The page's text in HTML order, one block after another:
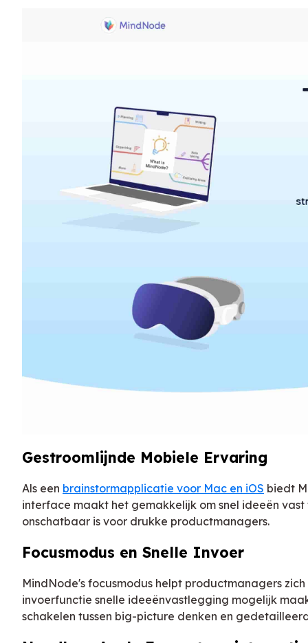
Gestroomlijnde Mobiele Ervaring
Als een brainstormapplicatie voor Mac en iOS biedt
interface maakt het gemakkelijk om snel ideeën
onschatbaar is voor drukke productmanagers.
Focusmodus en Snelle Invoer
MindNode's focusmodus helpt productmanagers
invoerfunctie snelle ideeënvastlegging mogelijk
schakelen tussen big-picture denken en